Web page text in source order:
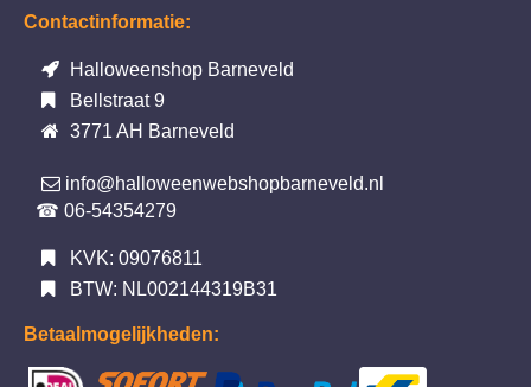
Contactinformatie:
Halloweenshop Barneveld
Bellstraat 9
3771 AH Barneveld
info@halloweenwebshopbarneveld.nl
☎ 06-54354279
KVK: 09076811
BTW: NL002144319B31
Betaalmogelijkheden: